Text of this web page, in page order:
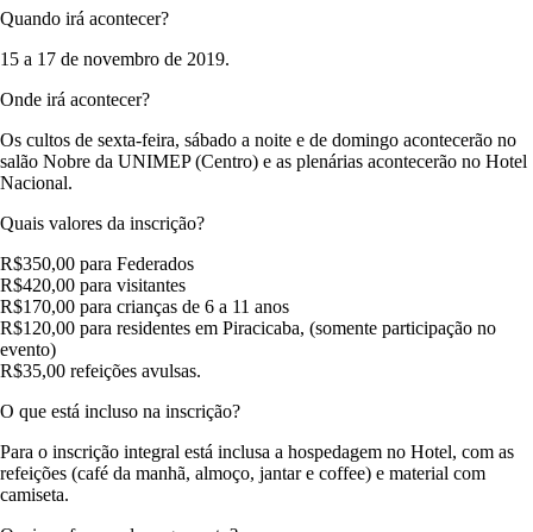
Quando irá acontecer?
15 a 17 de novembro de 2019.
Onde irá acontecer?
Os cultos de sexta-feira, sábado a noite e de domingo acontecerão no
salão Nobre da UNIMEP (Centro) e as plenárias acontecerão no Hotel
Nacional.
Quais valores da inscrição?
R$350,00 para Federados
R$420,00 para visitantes
R$170,00 para crianças de 6 a 11 anos
R$120,00 para residentes em Piracicaba, (somente participação no
evento)
R$35,00 refeições avulsas.
O que está incluso na inscrição?
Para o inscrição integral está inclusa a hospedagem no Hotel, com as
refeições (café da manhã, almoço, jantar e coffee) e material com
camiseta.